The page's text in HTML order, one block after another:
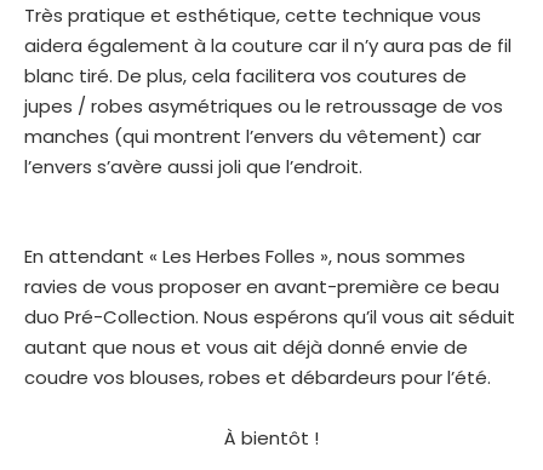
Très pratique et esthétique, cette technique vous
aidera également à la couture car il n’y aura pas de fil
blanc tiré. De plus, cela facilitera vos coutures de
jupes / robes asymétriques ou le retroussage de vos
manches (qui montrent l’envers du vêtement) car
l’envers s’avère aussi joli que l’endroit.
En attendant « Les Herbes Folles », nous sommes
ravies de vous proposer en avant-première ce beau
duo Pré-Collection. Nous espérons qu’il vous ait séduit
autant que nous et vous ait déjà donné envie de
coudre vos blouses, robes et débardeurs pour l’été.
À bientôt !